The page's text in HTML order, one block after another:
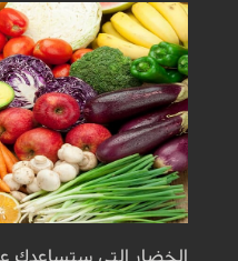
الخضار التي ستساعدك